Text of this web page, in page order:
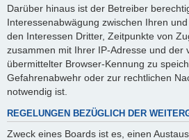
Darüber hinaus ist der Betreiber
Interessenabwägung zwischen Ihren
den Interessen Dritter, Zeitpunkte von
zusammen mit Ihrer IP-Adresse und der
übermittelter Browser-Kennung zu
Gefahrenabwehr oder zur rechtlichen
notwendig ist.
REGELUNGEN BEZÜGLICH DER
Zweck eines Boards ist es, einen